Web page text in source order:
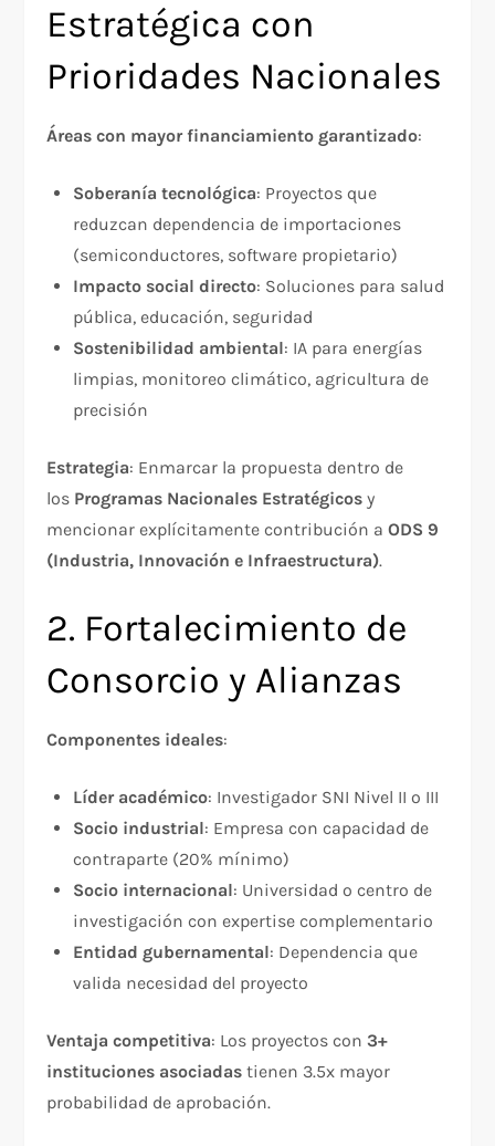
Estratégica con
Prioridades Nacionales
Áreas con mayor financiamiento garantizado:​
Soberanía tecnológica: Proyectos que
reduzcan dependencia de importaciones
(semiconductores, software propietario)
Impacto social directo: Soluciones para salud
pública, educación, seguridad
Sostenibilidad ambiental: IA para energías
limpias, monitoreo climático, agricultura de
precisión
Estrategia: Enmarcar la propuesta dentro de
los Programas Nacionales Estratégicos y
mencionar explícitamente contribución aODS 9
(Industria, Innovación e Infraestructura).​
2. Fortalecimiento de
Consorcio y Alianzas
Componentes ideales:​
Líder académico: Investigador SNI Nivel II o III
Socio industrial: Empresa con capacidad de
contraparte (20% mínimo)
Socio internacional: Universidad o centro de
investigación con expertise complementario
Entidad gubernamental: Dependencia que
valida necesidad del proyecto
Ventaja competitiva: Los proyectos con3+
instituciones asociadas tienen 3.5x mayor
probabilidad de aprobación.​